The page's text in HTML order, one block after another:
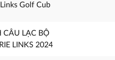
Golf Cub
CÂU LẠC BỘ
LINKS 2024